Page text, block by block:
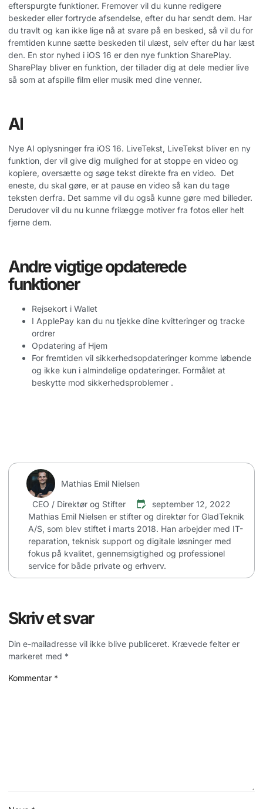
efterspurgte funktioner. Fremover vil du kunne redigere
beskeder eller fortryde afsendelse, efter du har sendt dem. Har
du travlt og kan ikke lige nå at svare på en besked, så vil du for
fremtiden kunne sætte beskeden til ulæst, selv efter du har læst
den. En stor nyhed i iOS 16 er den nye funktion SharePlay.
SharePlay bliver en funktion, der tillader dig at dele medier live
så som at afspille film eller musik med dine venner.
AI
Nye AI oplysninger fra iOS 16. LiveTekst, LiveTekst bliver en ny
funktion, der vil give dig mulighed for at stoppe en video og
kopiere, oversætte og søge tekst direkte fra en video. Det
eneste, du skal gøre, er at pause en video så kan du tage
teksten derfra. Det samme vil du også kunne gøre med billeder.
Derudover vil du nu kunne frilægge motiver fra fotos eller helt
fjerne dem.
Andre vigtige opdaterede
funktioner
Rejsekort i Wallet
I ApplePay kan du nu tjekke dine kvitteringer og tracke
ordrer
Opdatering af Hjem
For fremtiden vil sikkerhedsopdateringer komme løbende
og ikke kun i almindelige opdateringer. Formålet at
beskytte mod sikkerhedsproblemer .
Mathias Emil Nielsen
CEO / Direktør og Stifter
september 12, 2022
Mathias Emil Nielsen er stifter og direktør for GladTeknik
A/S, som blev stiftet i marts 2018. Han arbejder med IT-
reparation, teknisk support og digitale løsninger med
fokus på kvalitet, gennemsigtighed og professionel
service for både private og erhverv.
Skriv et svar
Din e-mailadresse vil ikke blive publiceret. Krævede felter er
markeret med *
Kommentar *